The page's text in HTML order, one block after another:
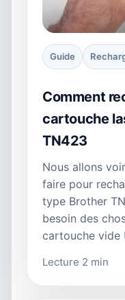
Guide
Comment
cartouche
TN423
Nous allons
faire pour
type Brother
besoin des
cartouche vide
Lecture 2 min